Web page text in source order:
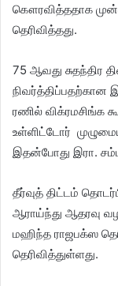
கௌரவித்ததாக
தெரிவித்தது.
75 ஆவது சுதந்திர
நிவர்த்திப்பதற்கான
ரணில் விக்ரமசிங்க
உள்ளிட்டோர்
இதன்போது இரா.
தீர்வுத் திட்டம்
ஆராய்ந்து ஆதரவு
மஹிந்த ராஜபக்ஸ
தெரிவித்துள்ளது.